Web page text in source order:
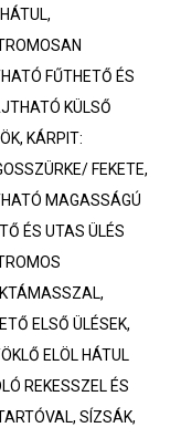
FŰTHETŐ ÉS
KÜLSŐ
KÁRPIT:
FEKETE,
MAGASSÁGÚ
ÉS UTAS ÜLÉS
ELSŐ ÜLÉSEK,
ELÖL HÁTUL
REKESSZEL ÉS
SÍZSÁK,